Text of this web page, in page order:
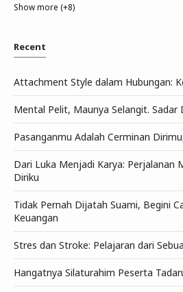
Show more (+8)
Recent
Attachment Style dalam Hubungan:
Mental Pelit, Maunya Selangit. Sadar
Pasanganmu Adalah Cerminan
Dari Luka Menjadi Karya: Perjalanan
Diriku
Tidak Pernah Dijatah Suami, Begini
Keuangan
Stres dan Stroke: Pelajaran dari
Hangatnya Silaturahim Peserta